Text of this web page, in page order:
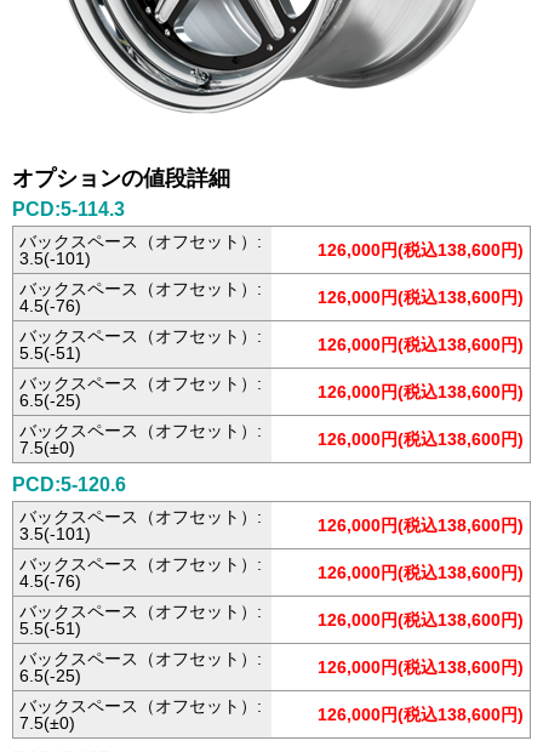
オプションの値段詳細
PCD:5-114.3
バックスペース（オフセット）:
3.5(-101)
126,000円(税込138,600円)
バックスペース（オフセット）:
4.5(-76)
126,000円(税込138,600円)
バックスペース（オフセット）:
5.5(-51)
126,000円(税込138,600円)
バックスペース（オフセット）:
6.5(-25)
126,000円(税込138,600円)
バックスペース（オフセット）:
7.5(±0)
126,000円(税込138,600円)
PCD:5-120.6
バックスペース（オフセット）:
3.5(-101)
126,000円(税込138,600円)
バックスペース（オフセット）:
4.5(-76)
126,000円(税込138,600円)
バックスペース（オフセット）:
5.5(-51)
126,000円(税込138,600円)
バックスペース（オフセット）:
6.5(-25)
126,000円(税込138,600円)
バックスペース（オフセット）:
7.5(±0)
126,000円(税込138,600円)